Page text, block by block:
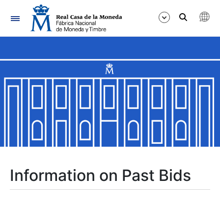
Navigation
Show/Hide
Show/Hide
Show/Hide
Information on Past Bids